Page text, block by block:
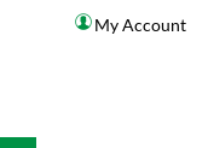
My Account